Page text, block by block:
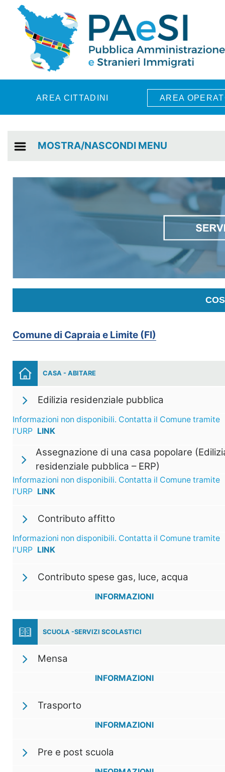
Skip to main content
AREA CITTADINI AREA
MOSTRA/NASCONDI MENU
Comune di Capraia e Limite (FI)
CASA - ABITARE
Edilizia residenziale pubblica
Informazioni non disponibili. Contatta il Comune tramite
l'URP LINK
Assegnazione di una casa popolare
residenziale pubblica – ERP)
Informazioni non disponibili. Contatta il Comune tramite
l'URP LINK
Contributo affitto
Informazioni non disponibili. Contatta il Comune tramite
l'URP LINK
Contributo spese gas, luce, acqua
INFORMAZIONI
SCUOLA -SERVIZI SCOLASTICI
Mensa
INFORMAZIONI
Trasporto
INFORMAZIONI
Pre e post scuola